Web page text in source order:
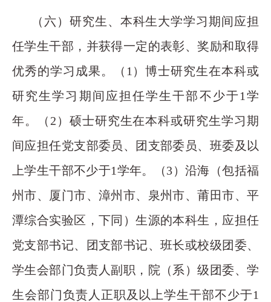
（六）研究生、本科生大学学习期间应担
任学生干部，并获得一定的表彰、奖励和取得
优秀的学习成果。（1）博士研究生在本科或
研究生学习期间应担任学生干部不少于1学
年。（2）硕士研究生在本科或研究生学习期
间应担任党支部委员、团支部委员、班委及以
上学生干部不少于1学年。（3）沿海（包括福
州市、厦门市、漳州市、泉州市、莆田市、平
潭综合实验区，下同）生源的本科生，应担任
党支部书记、团支部书记、班长或校级团委、
学生会部门负责人副职，院（系）级团委、学
生会部门负责人正职及以上学生干部不少于1